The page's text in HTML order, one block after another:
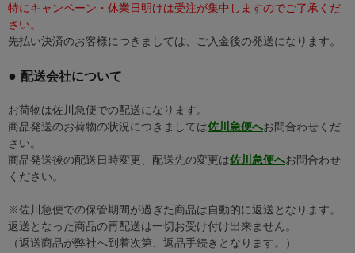
特にキャンペーン・休業日明けは受注が集中しますのでご了承くだ
さい。
先払い決済のお客様につきましては、ご入金後の発送になります。
配送会社について
お荷物は佐川急便での配送になります。
商品発送のお荷物の状況につきましては佐川急便へお問合わせくだ
さい。
商品発送後の配送日時変更、配送先の変更は佐川急便へお問合わせ
ください。
※佐川急便での保管期間が過ぎた商品は自動的に返送となります。
返送となった商品の再配送は一切お受け付け出来ません。
（返送商品が弊社へ到着次第、返品手続きとなります。）